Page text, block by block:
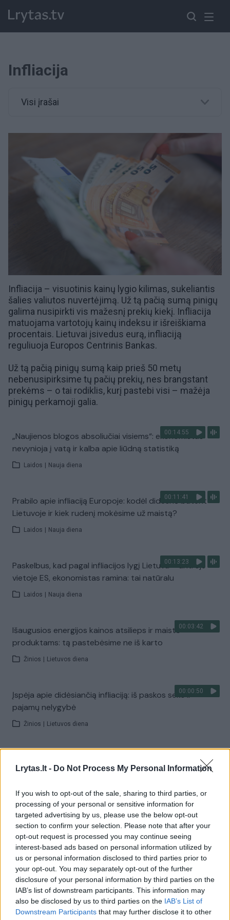
Lrytas.lt - Do Not Process My Personal Information
If you wish to opt-out of the sale, sharing to third parties, or
processing of your personal or sensitive information for
targeted advertising by us, please use the below opt-out
section to confirm your selection. Please note that after your
opt-out request is processed you may continue seeing
interest-based ads based on personal information utilized by
us or personal information disclosed to third parties prior to
your opt-out. You may separately opt-out of the further
disclosure of your personal information by third parties on the
IAB’s list of downstream participants. This information may
also be disclosed by us to third parties on the IAB’s List of
Downstream Participants that may further disclose it to other
Infliacija
Visi įrašai
Infliacija – visuotinis kainų lygio kilimas, sukeliantis
šalies valiutos nuvertėjimą. Už tą pačią sumą pinigų
galima nusipirkti vis mažesnį prekių kiekį. Infliacija
matuojama vartotojų kainų indeksu ir išreiškiama
procentais. Lietuvai įsivedus eurą, infliaciją
reguliuoja Europos Centrinis Bankas.
Už tą pačią pinigų sumą kaip prieš 50 metų
nebenusipirksime tų pačių prekių, nes brangstant
prekėms – o tai rodiklis, kurį pastebi visi – mažėja
pinigų perkamoji galia.
00:14:55
„Naujienos blogos absoliučiai visiems“: ekonomistas
nevynioja į vatą ir kalba apie liūdną statistiką
Laidos | Nauja diena
00:11:41
Prabilo apie infliaciją Europoje: kodėl didesnė būtent
Lietuvoje ir kiek rudenį mokėsime už maistą?
Laidos | Nauja diena
00:13:23
Paskelbus, kad pagal infliacijos lygį Lietuva – antroje
vietoje ES, ekonomistas ramina: tai natūralu
Laidos | Nauja diena
00:03:42
Išaugusios energijos kainos atsilieps ir maisto
produktams: tą pastebėsime ne iš karto
Žinios | Lietuvos diena
00:00:50
Įspėja apie didėsiančią infliaciją: iš paskos seks ir
pajamų nelygybė
Žinios | Lietuvos diena
tačiau yra vienas „bet“
00:02:14
Ekonomistas įspėja lietuvius: „Esame labai blogoje
trajektorijoje“
V. Putinas neigia bet kokias kalbas apie recesiją: esą ji
dar toli, o ekonomikos augimas lėtinamas sąmoningai